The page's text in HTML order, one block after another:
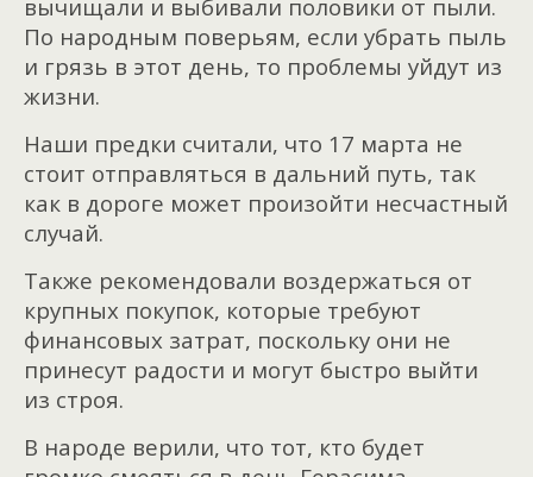
вычищали и выбивали половики от пыли.
По народным поверьям, если убрать пыль
и грязь в этот день, то проблемы уйдут из
жизни.
Наши предки считали, что 17 марта не
стоит отправляться в дальний путь, так
как в дороге может произойти несчастный
случай.
Также рекомендовали воздержаться от
крупных покупок, которые требуют
финансовых затрат, поскольку они не
принесут радости и могут быстро выйти
из строя.
В народе верили, что тот, кто будет